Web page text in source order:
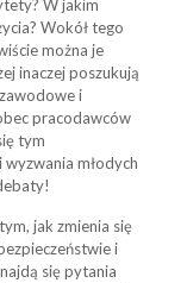
W jakim
Wokół tego
można je
inaczej poszukują
i
pracodawców
tym
młodych
jak zmienia się
i
się pytania